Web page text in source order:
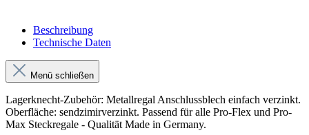
Beschreibung
Technische Daten
Menü schließen
Lagerknecht-Zubehör: Metallregal Anschlussblech einfach verzinkt.
Oberfläche: sendzimirverzinkt. Passend für alle Pro-Flex und Pro-
Max Steckregale - Qualität Made in Germany.